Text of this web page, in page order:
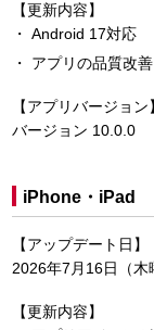
【更新内容】
Android 17対応
アプリの品質改善
【アプリバージョン】
バージョン 10.0.0
iPhone・iPad
【アップデート日】
2026年7月16日（木
【更新内容】